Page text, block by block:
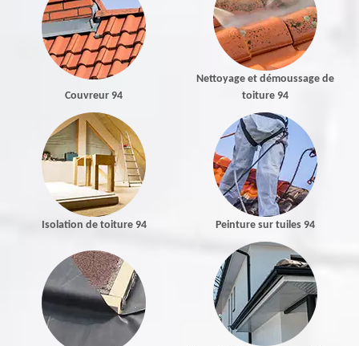
Couvreur 94
Nettoyage et démoussage de
toiture 94
Isolation de toiture 94 Peinture sur tuiles 94